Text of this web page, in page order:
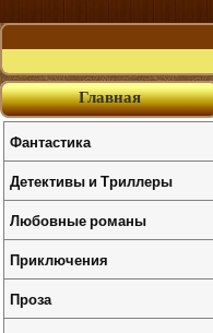
Главная
Фантастика
Детективы и Триллеры
Любовные романы
Приключения
Проза